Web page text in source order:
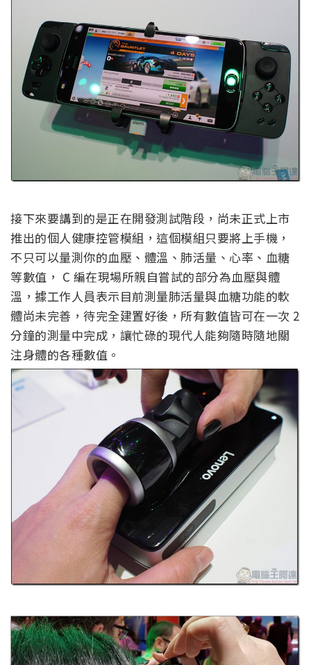
接下來要講到的是正在開發測試階段，尚未正式上市
推出的個人健康控管模組，這個模組只要將上手機，
不只可以量測你的血壓、體溫、肺活量、心率、血糖
等數值， C 編在現場所親自嘗試的部分為血壓與體
溫，據工作人員表示目前測量肺活量與血糖功能的軟
體尚未完善，待完全建置好後，所有數值皆可在一次 2
分鐘的測量中完成，讓忙碌的現代人能夠隨時隨地關
注身體的各種數值。